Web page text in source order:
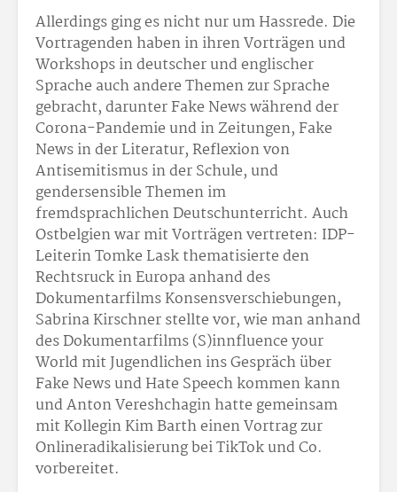
Allerdings ging es nicht nur um Hassrede. Die
Vortragenden haben in ihren Vorträgen und
Workshops in deutscher und englischer
Sprache auch andere Themen zur Sprache
gebracht, darunter Fake News während der
Corona-Pandemie und in Zeitungen, Fake
News in der Literatur, Reflexion von
Antisemitismus in der Schule, und
gendersensible Themen im
fremdsprachlichen Deutschunterricht. Auch
Ostbelgien war mit Vorträgen vertreten: IDP-
Leiterin Tomke Lask thematisierte den
Rechtsruck in Europa anhand des
Dokumentarfilms Konsensverschiebungen,
Sabrina Kirschner stellte vor, wie man anhand
des Dokumentarfilms (S)innfluence your
World mit Jugendlichen ins Gespräch über
Fake News und Hate Speech kommen kann
und Anton Vereshchagin hatte gemeinsam
mit Kollegin Kim Barth einen Vortrag zur
Onlineradikalisierung bei TikTok und Co.
vorbereitet.